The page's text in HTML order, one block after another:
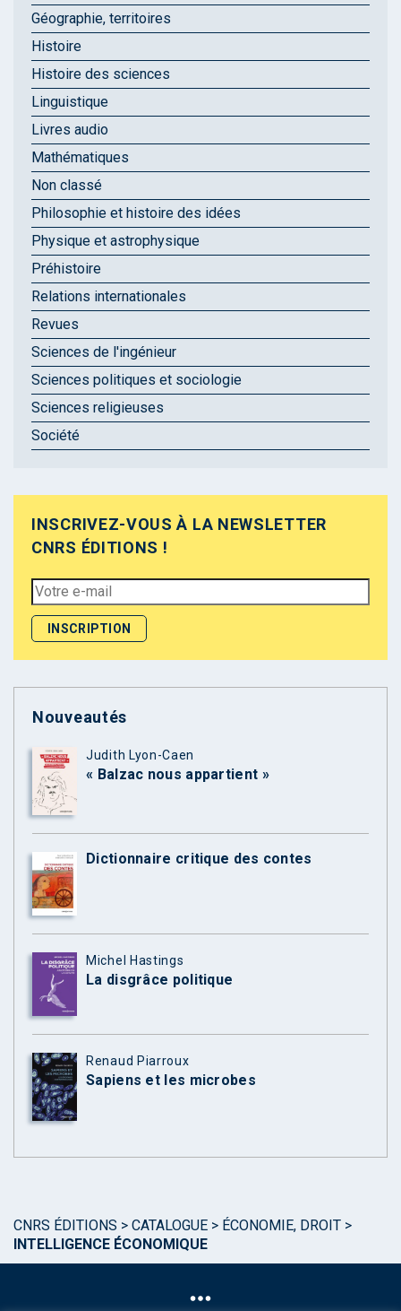
Géographie, territoires
Histoire
Histoire des sciences
Linguistique
Livres audio
Mathématiques
Non classé
Philosophie et histoire des idées
Physique et astrophysique
Préhistoire
Relations internationales
Revues
Sciences de l'ingénieur
Sciences politiques et sociologie
Sciences religieuses
Société
INSCRIVEZ-VOUS À LA NEWSLETTER
CNRS ÉDITIONS !
Nouveautés
Judith Lyon-Caen
« Balzac nous appartient »
Dictionnaire critique des contes
Michel Hastings
La disgrâce politique
Renaud Piarroux
Sapiens et les microbes
CNRS ÉDITIONS > CATALOGUE > ÉCONOMIE, DROIT >
INTELLIGENCE ÉCONOMIQUE